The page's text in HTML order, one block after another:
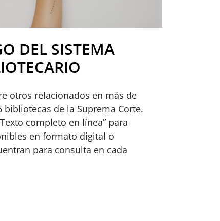
DEL SISTEMA
otros relacionados en más de
bibliotecas de la Suprema Corte.
completo en línea” para
en formato digital o
para consulta en cada